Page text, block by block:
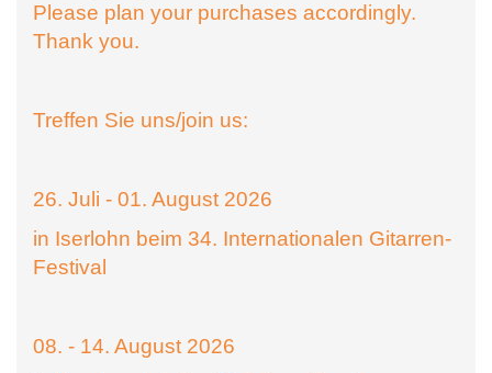
Please plan your purchases accordingly.
Thank you.
Treffen Sie uns/join us:
26. Juli - 01. August 2026
in Iserlohn beim 34. Internationalen Gitarren-
Festival
08. - 14. August 2026